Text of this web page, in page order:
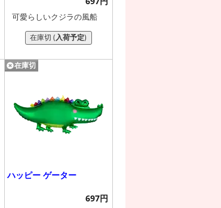
可愛らしいクジラの風船
在庫切 (入荷予定)
在庫切
ハッピー ゲーター
697円